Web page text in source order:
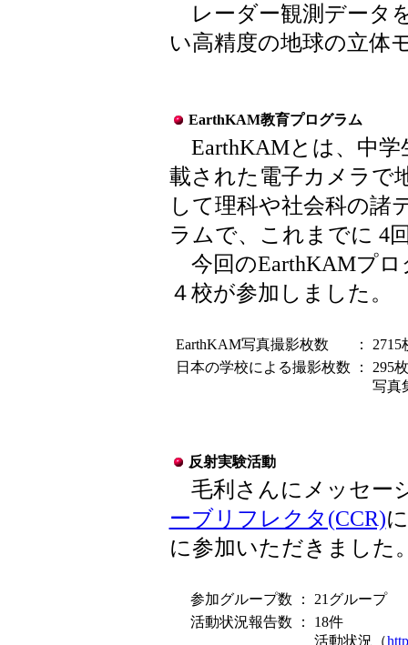
レーダー観測データ
い高精度の地球の立体
EarthKAM教育プログラム
EarthKAMとは、中学
載された電子カメラで
して理科や社会科の諸
ラムで、これまでに 4
今回のEarthKAMプロ
４校が参加しました。
EarthKAM写真撮影枚数 ：
2715
日本の学校による撮影枚数
：
295枚
写真
反射実験活動
毛利さんにメッセー
ーブリフレクタ(CCR)
に参加いただきました
参加グループ数 ：
21グループ
活動状況報告数
：
18件
活動状況（